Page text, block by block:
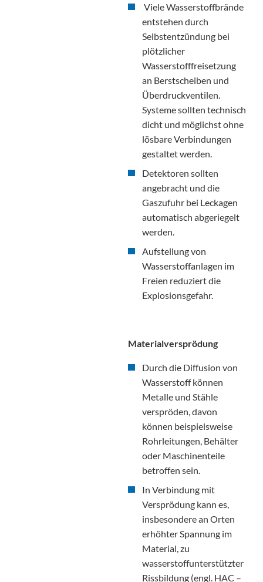
Viele Wasserstoffbrände
entstehen durch
Selbstentzündung bei
plötzlicher
Wasserstofffreisetzung
an Berstscheiben und
Überdruckventilen.
Systeme sollten technisch
dicht und möglichst ohne
lösbare Verbindungen
gestaltet werden.
Detektoren sollten
angebracht und die
Gaszufuhr bei Leckagen
automatisch abgeriegelt
werden.
Aufstellung von
Wasserstoffanlagen im
Freien reduziert die
Explosionsgefahr.
Materialversprödung
Durch die Diffusion von
Wasserstoff können
Metalle und Stähle
verspröden, davon
können beispielsweise
Rohrleitungen, Behälter
oder Maschinenteile
betroffen sein.
In Verbindung mit
Versprödung kann es,
insbesondere an Orten
erhöhter Spannung im
Material, zu
wasserstoffunterstützter
Rissbildung (engl. HAC –